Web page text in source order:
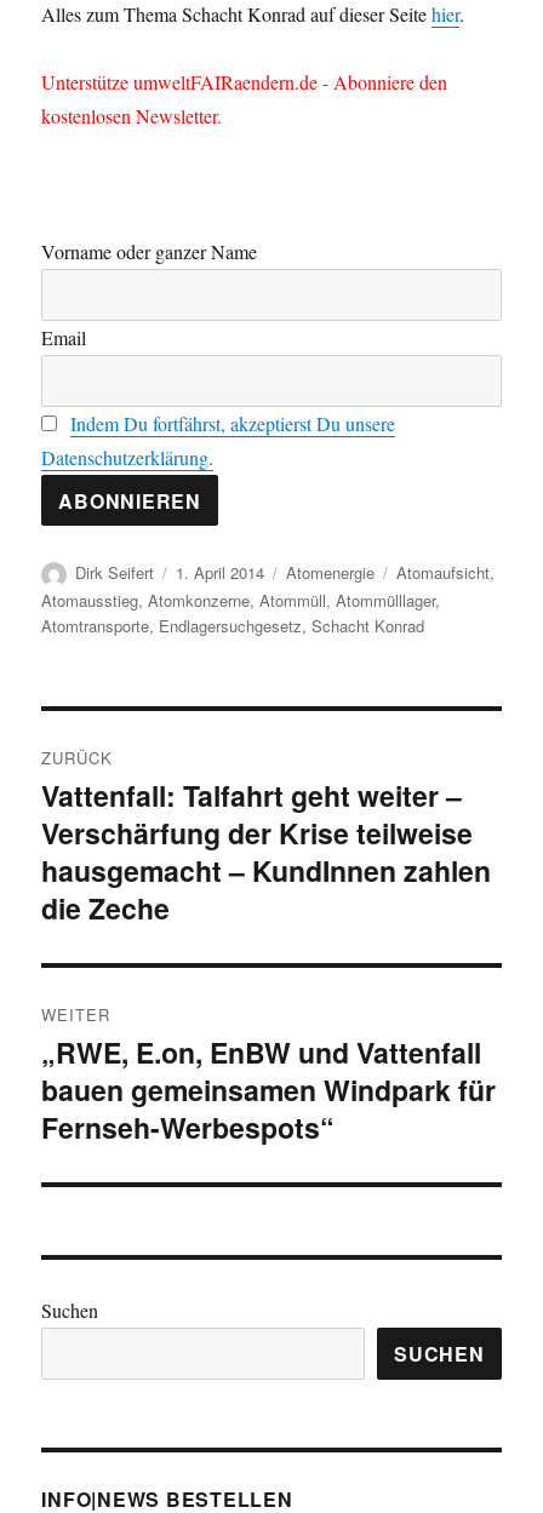
Alles zum Thema Schacht Konrad auf dieser Seitehier.
Unterstütze umweltFAIRaendern.de - Abonniere den
kostenlosen Newsletter.
Vorname oder ganzer Name
Email
Indem Du fortfährst, akzeptierst Du unsere
Datenschutzerklärung.
Autor
Dirk Seifert
Veröffentlicht
am
1. April 2014 Kategorien
Atomenergie Schlagwörter
Atomaufsicht,
Atomausstieg,Atomkonzerne,Atommüll,Atommülllager,
Atomtransporte, Endlagersuchgesetz,Schacht Konrad
ZURÜCK
Vorheriger
Beitrag:
Vattenfall: Talfahrt geht weiter –
Verschärfung der Krise teilweise
hausgemacht – KundInnen zahlen
die Zeche
WEITER
Nächster
Beitrag:
„RWE, E.on, EnBW und Vattenfall
bauen gemeinsamen Windpark für
Fernseh-Werbespots“
Suchen
SUCHEN
INFO|NEWS BESTELLEN